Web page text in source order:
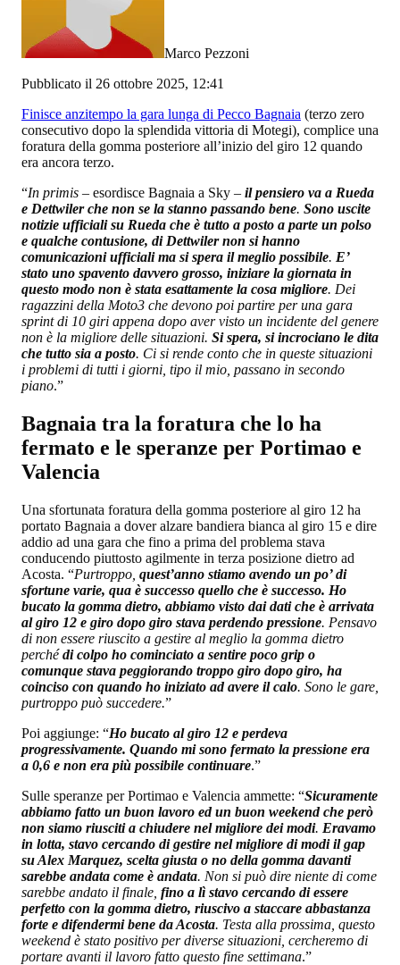
Marco Pezzoni
Pubblicato il 26 ottobre 2025, 12:41
Finisce anzitempo la gara lunga di Pecco Bagnaia (terzo zero
consecutivo dopo la splendida vittoria di Motegi), complice una
foratura della gomma posteriore all’inizio del giro 12 quando
era ancora terzo.
“In primis – esordisce Bagnaia a Sky – il pensiero va a Rueda
e Dettwiler che non se la stanno passando bene. Sono uscite
notizie ufficiali su Rueda che è tutto a posto a parte un polso
e qualche contusione, di Dettwiler non si hanno
comunicazioni ufficiali ma si spera il meglio possibile. E’
stato uno spavento davvero grosso, iniziare la giornata in
questo modo non è stata esattamente la cosa migliore. Dei
ragazzini della Moto3 che devono poi partire per una gara
sprint di 10 giri appena dopo aver visto un incidente del genere
non è la migliore delle situazioni. Si spera, si incrociano le dita
che tutto sia a posto. Ci si rende conto che in queste situazioni
i problemi di tutti i giorni, tipo il mio, passano in secondo
piano.”
Bagnaia tra la foratura che lo ha
fermato e le speranze per Portimao e
Valencia
Una sfortunata foratura della gomma posteriore al giro 12 ha
portato Bagnaia a dover alzare bandiera bianca al giro 15 e dire
addio ad una gara che fino a prima del problema stava
conducendo piuttosto agilmente in terza posizione dietro ad
Acosta. “Purtroppo, quest’anno stiamo avendo un po’ di
sfortune varie, qua è successo quello che è successo. Ho
bucato la gomma dietro, abbiamo visto dai dati che è arrivata
al giro 12 e giro dopo giro stava perdendo pressione. Pensavo
di non essere riuscito a gestire al meglio la gomma dietro
perchédi colpo ho cominciato a sentire poco grip o
comunque stava peggiorando troppo giro dopo giro, ha
coinciso con quando ho iniziato ad avere il calo. Sono le gare,
purtroppo può succedere.”
Poi aggiunge: “Ho bucato al giro 12 e perdeva
progressivamente. Quando mi sono fermato la pressione era
a 0,6 e non era più possibile continuare.”
Sulle speranze per Portimao e Valencia ammette: “Sicuramente
abbiamo fatto un buon lavoro ed un buon weekend che però
non siamo riusciti a chiudere nel migliore dei modi. Eravamo
in lotta, stavo cercando di gestire nel migliore di modi il gap
su Alex Marquez, scelta giusta o no della gomma davanti
sarebbe andata come è andata. Non si può dire niente di come
sarebbe andato il finale, fino a lì stavo cercando di essere
perfetto con la gomma dietro, riuscivo a staccare abbastanza
forte e difendermi bene da Acosta. Testa alla prossima, questo
weekend è stato positivo per diverse situazioni, cercheremo di
portare avanti il lavoro fatto questo fine settimana.”